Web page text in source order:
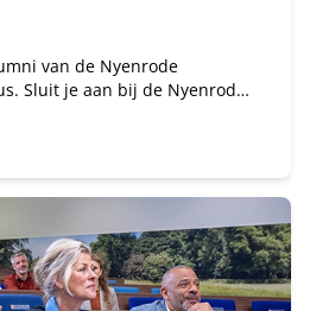
van de Nyenrode
Sluit je aan bij de Nyenrode